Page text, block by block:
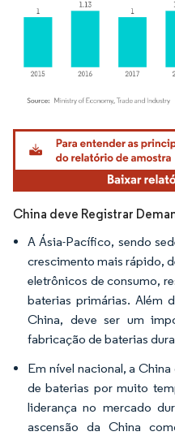
Imagem © Mordor Intelligence. O
China deve Registrar
A Ásia-Pacífico, sendo
crescimento mais rápido,
eletrônicos de consumo,
baterias primárias. Além
China, deve ser um
fabricação de baterias
Em nível nacional, a
de baterias por muito
liderança no mercado
ascensão da China